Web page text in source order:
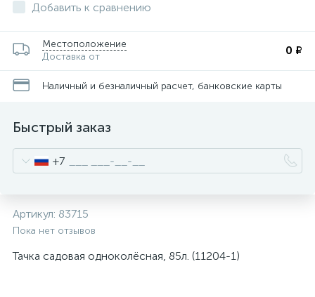
Добавить к сравнению
Местоположение
Доставка от
0 ₽
Наличный и безналичный расчет, банковские карты
Быстрый заказ
+7
Артикул: 83715
Пока нет отзывов
Тачка садовая одноколёсная, 85л. (11204-1)